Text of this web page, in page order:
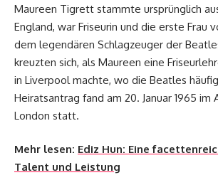
Maureen Tigrett stammte ursprünglich
England, war Friseurin und die erste Frau
dem legendären Schlagzeuger der
kreuzten sich, als Maureen eine
in Liverpool machte, wo die Beatles
Heiratsantrag fand am 20. Januar 1965 im
London statt.
Mehr lesen: Ediz Hun: Eine
Talent und Leistung